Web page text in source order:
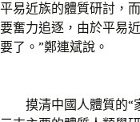
平易近族的體質研討，
要奮力追逐，由於平易
要了。”鄭連斌說。
摸清中國人體質的“